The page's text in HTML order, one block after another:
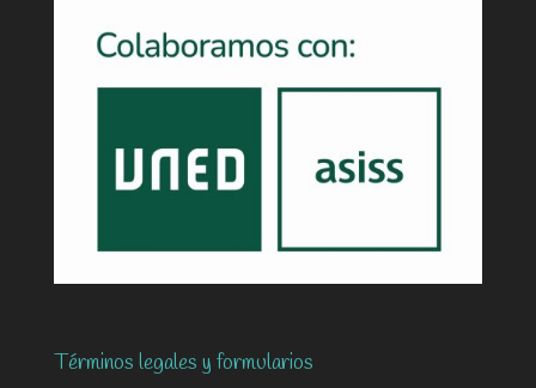
Términos legales y formularios